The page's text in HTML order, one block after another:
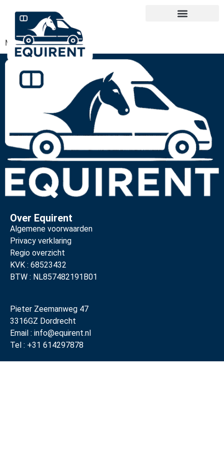
Missing Payment ID.
Over Equirent
Algemene voorwaarden
Privacy verklaring
Regio overzicht
KVK : 68523432
BTW : NL857482191B01
Pieter Zeemanweg 47
3316GZ Dordrecht
Email : info@equirent.nl
Tel : +31 614297878